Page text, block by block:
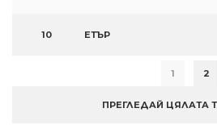
10 ЕТЪР
1 2
ПРЕГЛЕДАЙ ЦЯЛАТА